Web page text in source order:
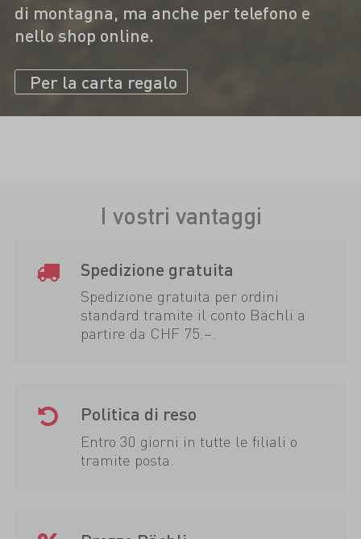
di montagna, ma anche per telefono e
nello shop online.
Per la carta regalo
I vostri vantaggi
Spedizione gratuita
Spedizione gratuita per ordini
standard tramite il conto Bächli a
partire da CHF 75.–.
Politica di reso
Entro 30 giorni in tutte le filiali o
tramite posta.